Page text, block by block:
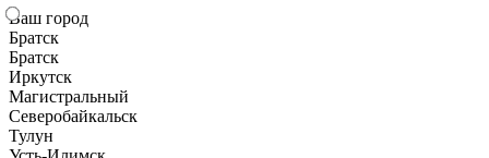
Ваш город
Братск
Братск
Иркутск
Магистральный
Северобайкальск
Тулун